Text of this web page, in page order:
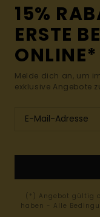
15%
ERSTE
ONLINE*
Melde dich an, um
exklusive Angebote
(*) Angebot gültig
haben - Alle